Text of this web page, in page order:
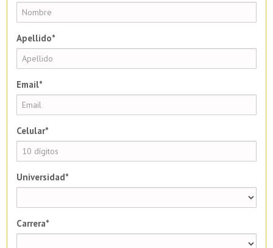
Apellido*
Email*
Celular*
Universidad*
Carrera*